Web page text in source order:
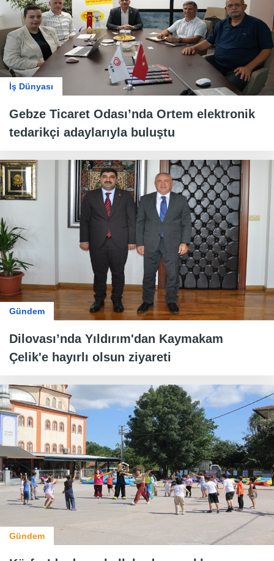
İş Dünyası
Gebze Ticaret Odası’nda Ortem elektronik
tedarikçi adaylarıyla buluştu
Gündem
Dilovası’nda Yıldırım'dan Kaymakam
Çelik'e hayırlı olsun ziyareti
Gündem